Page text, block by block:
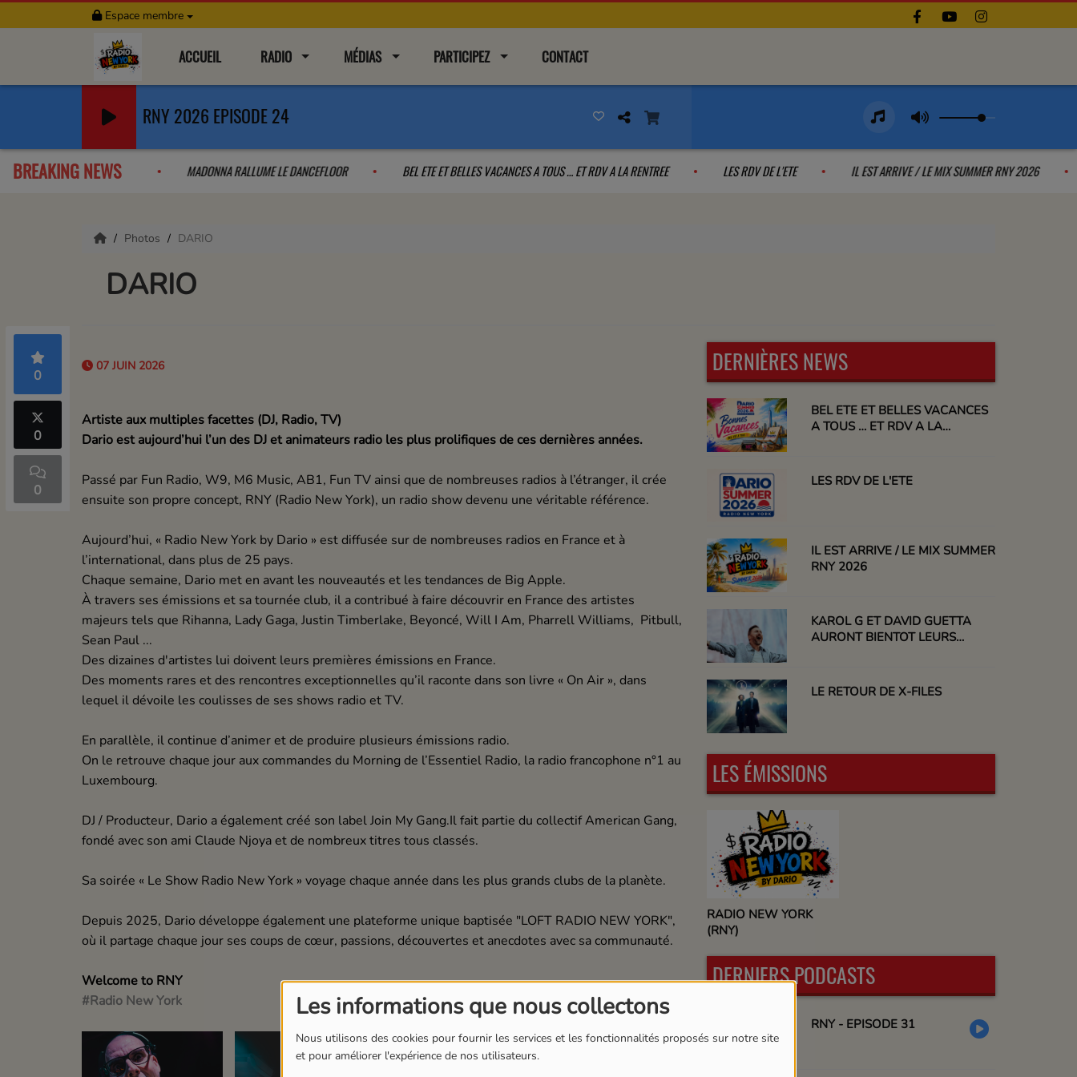
Les informations que nous collectons
Nous utilisons des cookies pour fournir les services et les fonctionnalités proposés sur notre site
et pour améliorer l'expérience de nos utilisateurs.
Espace membre
ACCUEIL RADIO MÉDIAS PARTICIPEZ CONTACT
RNY 2026 EPISODE 24
BREAKING NEWS
COLLAB QUE L'ON A PAS VU VENIR MADONNA RALLUME LE DANCEFLOOR BEL ETE ET BELLES VACANCES A TOUS … ET RDV A LA RENTREE LES RDV DE L'ETE IL EST ARRIVE / LE MIX SUMMER RNY 2026
Photos DARIO
DARIO
0
0
0
07 JUIN 2026
Artiste aux multiples facettes (DJ, Radio, TV)
Dario est aujourd’hui l’un des DJ et animateurs radio les plus prolifiques de ces dernières années.
Passé par Fun Radio, W9, M6 Music, AB1, Fun TV ainsi que de nombreuses radios à l’étranger, il crée
ensuite son propre concept, RNY (Radio New York), un radio show devenu une véritable référence.
Aujourd’hui, « Radio New York by Dario » est diffusée sur de nombreuses radios en France et à
l’international, dans plus de 25 pays.
Chaque semaine, Dario met en avant les nouveautés et les tendances de Big Apple.
À travers ses émissions et sa tournée club, il a contribué à faire découvrir en France des artistes
majeurs tels que Rihanna, Lady Gaga, Justin Timberlake, Beyoncé, Will I Am, Pharrell Williams, Pitbull,
Sean Paul ...
Des dizaines d'artistes lui doivent leurs premières émissions en France.
Des moments rares et des rencontres exceptionnelles qu’il raconte dans son livre « On Air », dans
lequel il dévoile les coulisses de ses shows radio et TV.
En parallèle, il continue d’animer et de produire plusieurs émissions radio.
On le retrouve chaque jour aux commandes du Morning de l’Essentiel Radio, la radio francophone n°1 au
Luxembourg.
DJ / Producteur, Dario a également créé son label Join My Gang.Il fait partie du collectif American Gang,
fondé avec son ami Claude Njoya et de nombreux titres tous classés.
Sa soirée « Le Show Radio New York » voyage chaque année dans les plus grands clubs de la planète.
Depuis 2025, Dario développe également une plateforme unique baptisée "LOFT RADIO NEW YORK",
où il partage chaque jour ses coups de cœur, passions, découvertes et anecdotes avec sa communauté.
Welcome to RNY
#Radio New York
DERNIÈRES NEWS
BEL ETE ET BELLES VACANCES
A TOUS … ET RDV A LA
LES RDV DE L'ETE
IL EST ARRIVE / LE MIX SUMMER
RNY 2026
KAROL G ET DAVID GUETTA
AURONT BIENTOT LEURS
LE RETOUR DE X-FILES
LES ÉMISSIONS
RADIO NEW YORK
(RNY)
DERNIERS PODCASTS
RNY - EPISODE 31